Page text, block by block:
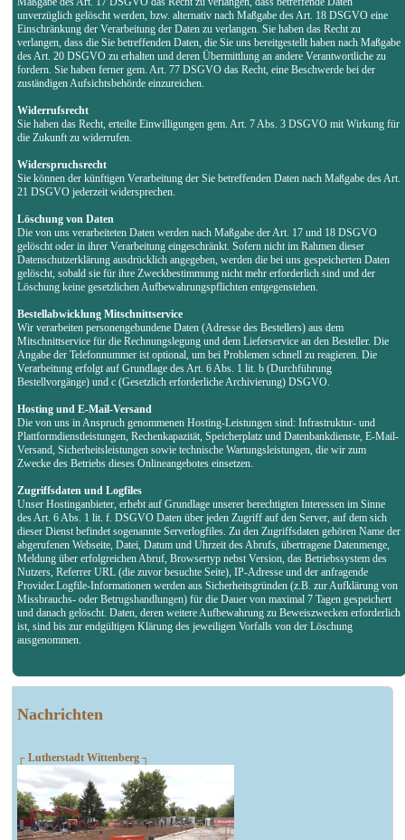
Nachrichten
┌ Lutherstadt Wittenberg ┐
unverzüglich gelöscht werden, bzw. alternativ nach Maßgabe des Art. 18 DSGVO eine
Einschränkung der Verarbeitung der Daten zu verlangen. Sie haben das Recht zu
verlangen, dass die Sie betreffenden Daten, die Sie uns bereitgestellt haben nach Maßgabe
des Art. 20 DSGVO zu erhalten und deren Übermittlung an andere Verantwortliche zu
fordern. Sie haben ferner gem. Art. 77 DSGVO das Recht, eine Beschwerde bei der
zuständigen Aufsichtsbehörde einzureichen.
Widerrufsrecht
Sie haben das Recht, erteilte Einwilligungen gem. Art. 7 Abs. 3 DSGVO mit Wirkung für
die Zukunft zu widerrufen.
Widerspruchsrecht
Sie können der künftigen Verarbeitung der Sie betreffenden Daten nach Maßgabe des Art.
21 DSGVO jederzeit widersprechen.
Löschung von Daten
Die von uns verarbeiteten Daten werden nach Maßgabe der Art. 17 und 18 DSGVO
gelöscht oder in ihrer Verarbeitung eingeschränkt. Sofern nicht im Rahmen dieser
Datenschutzerklärung ausdrücklich angegeben, werden die bei uns gespeicherten Daten
gelöscht, sobald sie für ihre Zweckbestimmung nicht mehr erforderlich sind und der
Löschung keine gesetzlichen Aufbewahrungspflichten entgegenstehen.
Bestellabwicklung Mitschnittservice
Wir verarbeiten personengebundene Daten (Adresse des Bestellers) aus dem
Mitschnittservice für die Rechnungslegung und dem Lieferservice an den Besteller. Die
Angabe der Telefonnummer ist optional, um bei Problemen schnell zu reagieren. Die
Verarbeitung erfolgt auf Grundlage des Art. 6 Abs. 1 lit. b (Durchführung
Bestellvorgänge) und c (Gesetzlich erforderliche Archivierung) DSGVO.
Hosting und E-Mail-Versand
Die von uns in Anspruch genommenen Hosting-Leistungen sind: Infrastruktur- und
Plattformdienstleistungen, Rechenkapazität, Speicherplatz und Datenbankdienste, E-Mail-
Versand, Sicherheitsleistungen sowie technische Wartungsleistungen, die wir zum
Zwecke des Betriebs dieses Onlineangebotes einsetzen.
Zugriffsdaten und Logfiles
Unser Hostinganbieter, erhebt auf Grundlage unserer berechtigten Interessen im Sinne
des Art. 6 Abs. 1 lit. f. DSGVO Daten über jeden Zugriff auf den Server, auf dem sich
dieser Dienst befindet sogenannte Serverlogfiles. Zu den Zugriffsdaten gehören Name der
abgerufenen Webseite, Datei, Datum und Uhrzeit des Abrufs, übertragene Datenmenge,
Meldung über erfolgreichen Abruf, Browsertyp nebst Version, das Betriebssystem des
Nutzers, Referrer URL (die zuvor besuchte Seite), IP-Adresse und der anfragende
Provider.Logfile-Informationen werden aus Sicherheitsgründen (z.B. zur Aufklärung von
Missbrauchs- oder Betrugshandlungen) für die Dauer von maximal 7 Tagen gespeichert
und danach gelöscht. Daten, deren weitere Aufbewahrung zu Beweiszwecken erforderlich
ist, sind bis zur endgültigen Klärung des jeweiligen Vorfalls von der Löschung
ausgenommen.